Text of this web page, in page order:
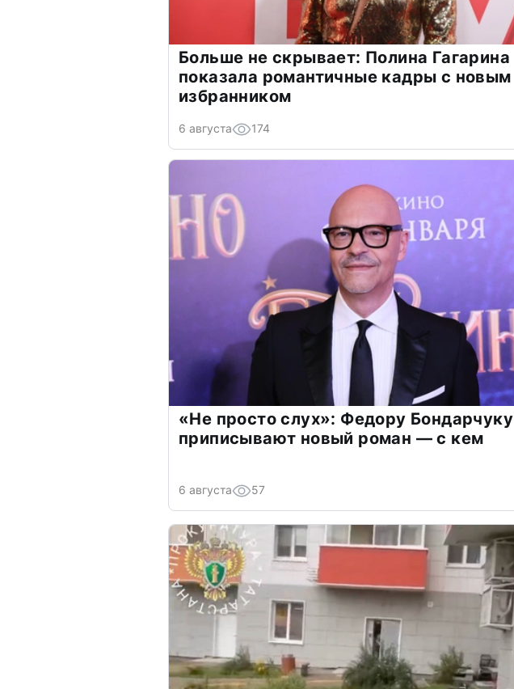
Больше не скрывает: Полина Гагарина
показала романтичные кадры с новым
избранником
6 августа 174
«Не просто слух»: Федору Бондарчуку
приписывают новый роман — с кем
6 августа 57